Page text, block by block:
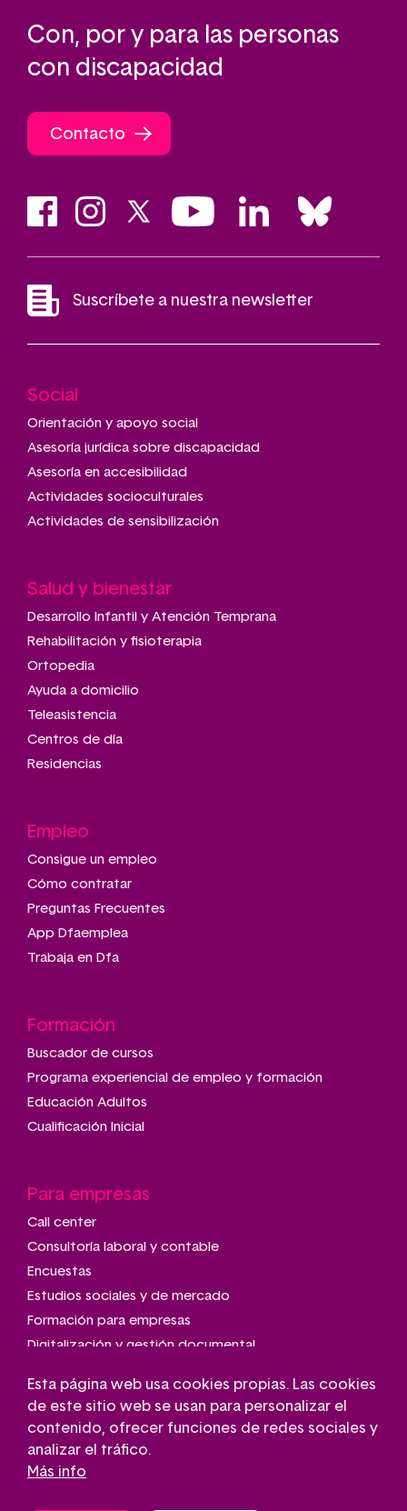
Con, por y para las personas
con discapacidad
Contacto
Suscríbete a nuestra newsletter
Main
navigation
Social
Orientación y apoyo social
Asesoría jurídica sobre discapacidad
Asesoría en accesibilidad
Actividades socioculturales
Actividades de sensibilización
Salud y bienestar
Desarrollo Infantil y Atención Temprana
Rehabilitación y fisioterapia
Ortopedia
Ayuda a domicilio
Teleasistencia
Centros de día
Residencias
Empleo
Consigue un empleo
Cómo contratar
Preguntas Frecuentes
App Dfaemplea
Trabaja en Dfa
Formación
Buscador de cursos
Programa experiencial de empleo y formación
Educación Adultos
Cualificación Inicial
Para empresas
Call center
Consultoría laboral y contable
Encuestas
Estudios sociales y de mercado
Formación para empresas
Digitalización y gestión documental
Transporte adaptado
Gestión de parkings
Conserjería
Esta página web usa cookies propias. Las cookies
de este sitio web se usan para personalizar el
contenido, ofrecer funciones de redes sociales y
analizar el tráfico.
Más info